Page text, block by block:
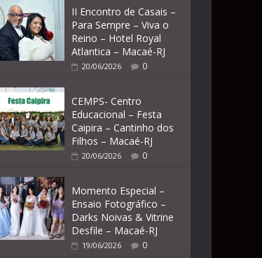
II Encontro de Casais –
Para Sempre – Viva o
Reino – Hotel Royal
Atlantica – Macaé-RJ
20/06/2026 0
CEMPS- Centro
Educacional – Festa
Caipira – Cantinho dos
Filhos – Macaé-RJ
20/06/2026 0
Momento Especial –
Ensaio Fotográfico –
Darks Noivas & Vitrine
Desfile – Macaé-RJ
19/06/2026 0